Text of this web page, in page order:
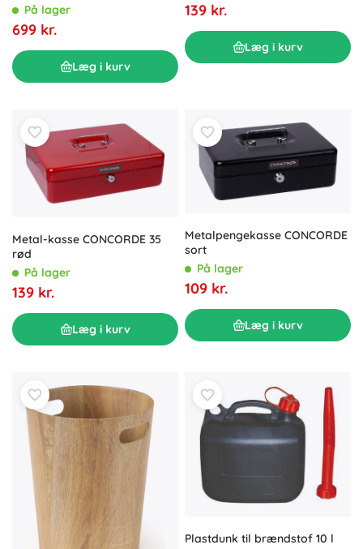
På lager
699 kr.
Læg i kurv
139 kr.
Læg i kurv
Metal-kasse CONCORDE 35
rød
På lager
139 kr.
Læg i kurv
Metalpengekasse CONCORDE
sort
På lager
109 kr.
Læg i kurv
Plastdunk til brændstof 10 l